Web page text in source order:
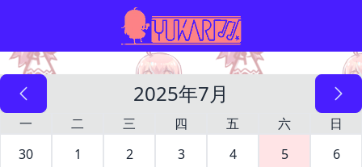
2025年7月
一 二 三 四 五 六
日
30
1 2 3 4 5 6